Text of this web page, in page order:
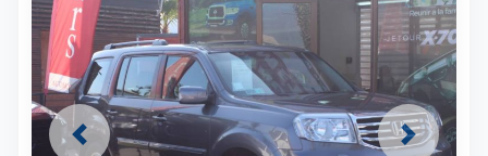
Previous Next